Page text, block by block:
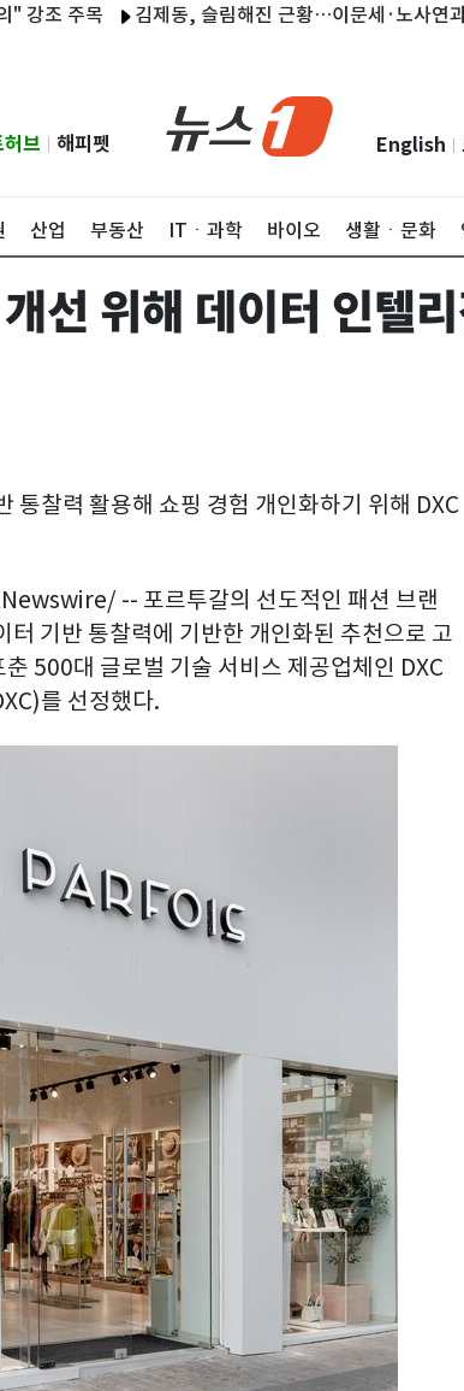
주목 김제동, 슬림해진 근황…이문세·노사연과 전시
브 해피펫 English
산업 부동산 ITㆍ과학 바이오 생활ㆍ문화
선 위해 데이터 인텔
통찰력 활용해 쇼핑 경험 개인화하기 위해 DXC
-- 포르투갈의 선도적인 패션 브랜
기반 통찰력에 기반한 개인화된 추천으로 고
500대 글로벌 기술 서비스 제공업체인 DXC
를 선정했다.